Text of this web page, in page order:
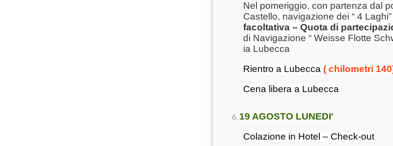
Nel pomeriggio, con partenza dal
Castello, navigazione dei “ 4
facoltativa – Quota di
di Navigazione “ Weisse Flotte
ia Lubecca
Rientro a Lubecca ( chilometri
Cena libera a Lubecca
19 AGOSTO LUNEDI'
Colazione in Hotel – Check-out